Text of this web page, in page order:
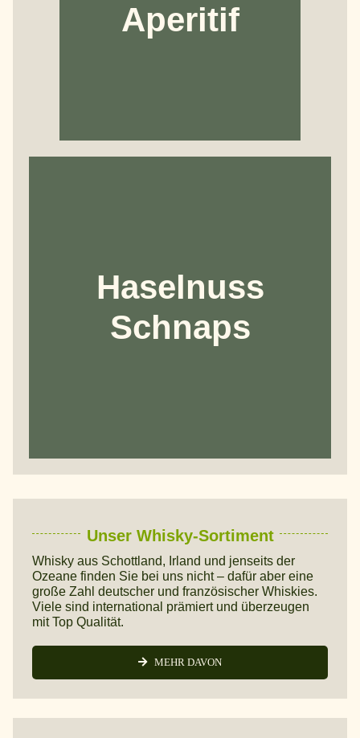
Aperitif
Haselnuss
Schnaps
Unser Whisky-Sortiment
Whisky aus Schottland, Irland und jenseits der
Ozeane finden Sie bei uns nicht – dafür aber eine
große Zahl deutscher und französischer Whiskies.
Viele sind international prämiert und überzeugen
mit Top Qualität.
MEHR DAVON